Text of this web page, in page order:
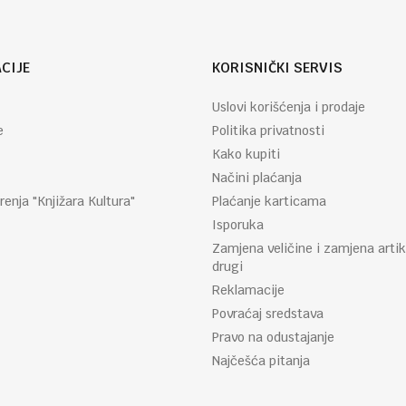
"Knjižara Kultura"
KORISNIČKI SERVIS
Uslovi korišćenja i prodaje
Politika privatnosti
Kako kupiti
Načini plaćanja
Plaćanje karticama
Isporuka
Zamjena veličine i zamjena
drugi
Reklamacije
Povraćaj sredstava
Pravo na odustajanje
Najčešća pitanja